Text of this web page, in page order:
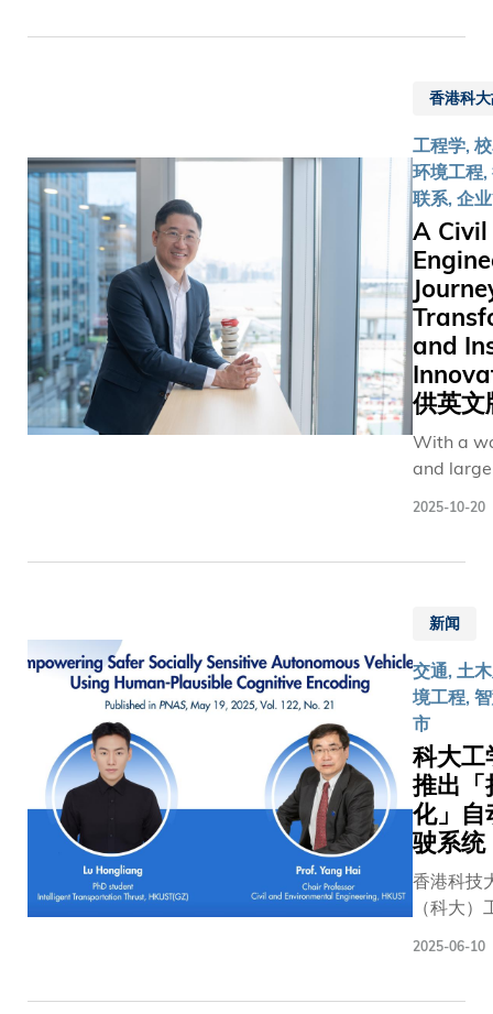
娥八号」
国际合作
项目——
月面多功
能操作机
械人暨移
动充电站
（名为
「香港操
作机械
人」）。
该项目将
外航天领
域的学者
与专家，
配备移动
备、能执
行灵巧操
作的多功
能月面操
作机械
人，旨在
为国家月
球探索任
务作出重
要贡献。
为支持这
一国际合
香港特别
府已在
香港科
工程学,
环境工程,
联系, 企
A Civil
and
供英文
With a
and
in
cutting-
software
services
industry.
put
his own
a young
Kong’s
2025-10-20
新闻
交通, 土
境工程,
市
科大工
推出「
化」自
驶系统
香港科技
（科大）
2025-06-10